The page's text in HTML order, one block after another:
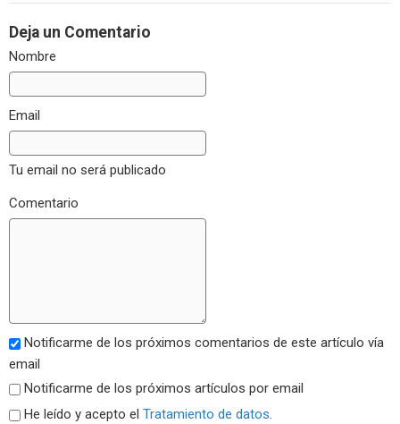
Deja un Comentario
Nombre
Email
Tu email no será publicado
Comentario
Notificarme de los próximos comentarios de este artículo vía
email
Notificarme de los próximos artículos por email
He leído y acepto el Tratamiento de datos.